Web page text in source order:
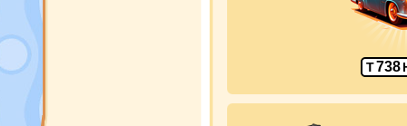
Т738